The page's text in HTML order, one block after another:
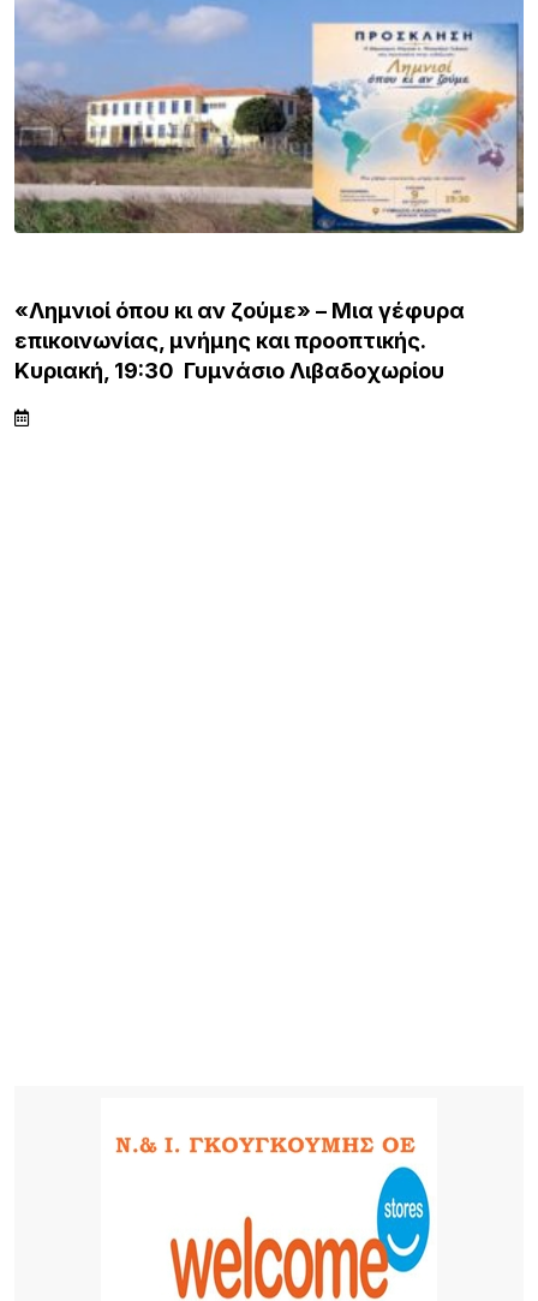
«Λημνιοί όπου κι αν ζούμε» – Μια γέφυρα
επικοινωνίας, μνήμης και προοπτικής.
Κυριακή, 19:30 Γυμνάσιο Λιβαδοχωρίου